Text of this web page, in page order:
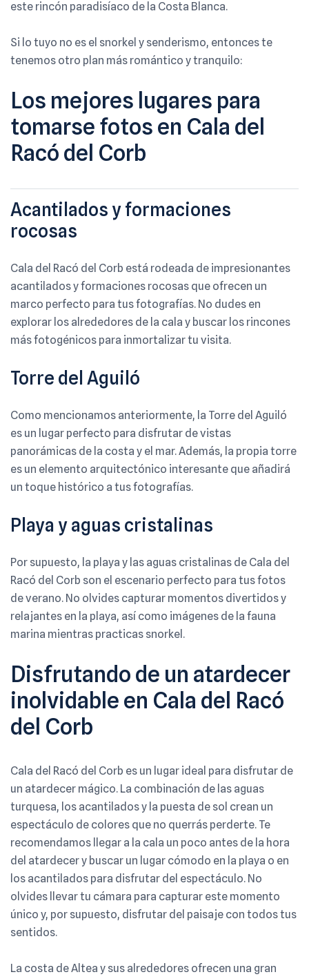
este rincón paradisíaco de la Costa Blanca.
Si lo tuyo no es el snorkel y senderismo, entonces te
tenemos otro plan más romántico y tranquilo:
Los mejores lugares para
tomarse fotos en Cala del
Racó del Corb
Acantilados y formaciones
rocosas
Cala del Racó del Corb está rodeada de impresionantes
acantilados y formaciones rocosas que ofrecen un
marco perfecto para tus fotografías. No dudes en
explorar los alrededores de la cala y buscar los rincones
más fotogénicos para inmortalizar tu visita.
Torre del Aguiló
Como mencionamos anteriormente, la Torre del Aguiló
es un lugar perfecto para disfrutar de vistas
panorámicas de la costa y el mar. Además, la propia torre
es un elemento arquitectónico interesante que añadirá
un toque histórico a tus fotografías.
Playa y aguas cristalinas
Por supuesto, la playa y las aguas cristalinas de Cala del
Racó del Corb son el escenario perfecto para tus fotos
de verano. No olvides capturar momentos divertidos y
relajantes en la playa, así como imágenes de la fauna
marina mientras practicas snorkel.
Disfrutando de un atardecer
inolvidable en Cala del Racó
del Corb
Cala del Racó del Corb es un lugar ideal para disfrutar de
un atardecer mágico. La combinación de las aguas
turquesa, los acantilados y la puesta de sol crean un
espectáculo de colores que no querrás perderte. Te
recomendamos llegar a la cala un poco antes de la hora
del atardecer y buscar un lugar cómodo en la playa o en
los acantilados para disfrutar del espectáculo. No
olvides llevar tu cámara para capturar este momento
único y, por supuesto, disfrutar del paisaje con todos tus
sentidos.
La costa de Altea y sus alrededores ofrecen una gran